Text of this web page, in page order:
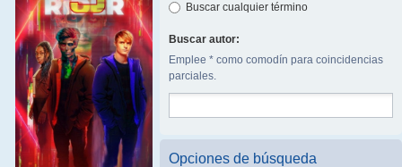
Buscar cualquier término
Buscar autor:
Emplee * como comodín para coincidencias
parciales.
Opciones de búsqueda